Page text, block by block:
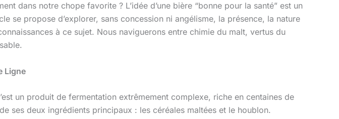
dans notre chope favorite ? L’idée d’une bière “bonne pour la santé” est un
se propose d’explorer, sans concession ni angélisme, la présence, la nature
à ce sujet. Nous naviguerons entre chimie du malt, vertus du
Ligne
un produit de fermentation extrêmement complexe, riche en centaines de
ses deux ingrédients principaux : les céréales maltées et le houblon.